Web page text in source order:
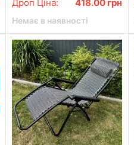
намет
Дроп Ціна: 418.00 грн
Немає в наявності